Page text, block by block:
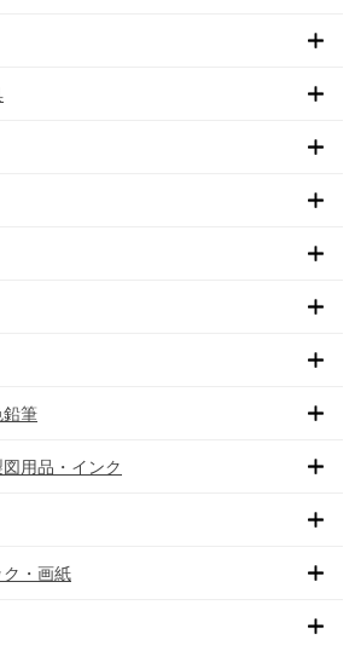
筆
用品・インク
ク・画紙